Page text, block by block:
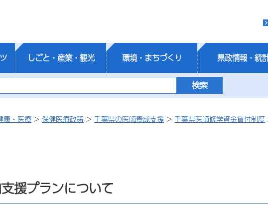
しごと・産業・観光 環境・まちづくり 県政情報・統
康・医療 > 保健医療政策 > 千葉県の医師養成支援 > 千葉県医師修学資金貸付制度
援プランについて